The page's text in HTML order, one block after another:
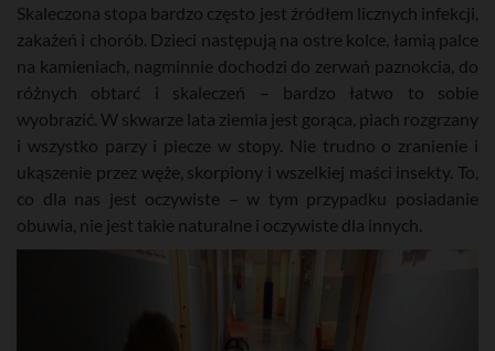
Skaleczona stopa bardzo często jest źródłem licznych infekcji,
zakażeń i chorób. Dzieci następują na ostre kolce, łamią palce
na kamieniach, nagminnie dochodzi do zerwań paznokcia, do
różnych obtarć i skaleczeń – bardzo łatwo to sobie
wyobrazić. W skwarze lata ziemia jest gorąca, piach rozgrzany
i wszystko parzy i piecze w stopy. Nie trudno o zranienie i
ukąszenie przez węże, skorpiony i wszelkiej maści insekty. To,
co dla nas jest oczywiste – w tym przypadku posiadanie
obuwia, nie jest takie naturalne i oczywiste dla innych.